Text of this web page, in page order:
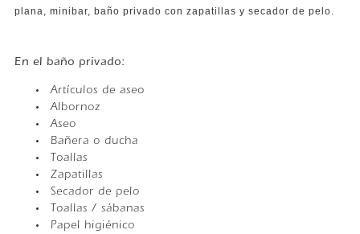
plana, minibar, baño privado con zapatillas y secador de pelo.
En el baño privado:
Artículos de aseo
Albornoz
Aseo
Bañera o ducha
Toallas
Zapatillas
Secador de pelo
Toallas / sábanas
Papel higiénico